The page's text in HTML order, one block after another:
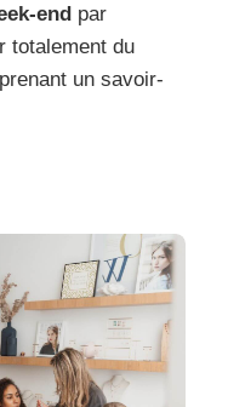
end par
totalement du
un savoir-